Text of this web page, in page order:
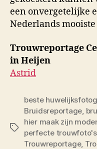
een onvergetelijke
Nederlands
Trouwreportage
in Heijen
Astrid
Tags
beste
Bruidsreportage,
hier maak zijn
perfecte trouwfoto's
Trouwreportage,